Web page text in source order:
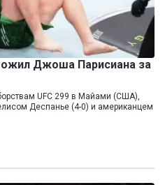
Джоша Парисиана за
UFC 299 в Майами (США),
Деспанье (4-0) и американцем